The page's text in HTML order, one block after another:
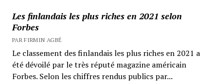
Les finlandais les plus riches en 2021 selon
Forbes
PAR FIRMIN AGBÉ
Le classement des finlandais les plus riches en 2021 a
été dévoilé par le très réputé magazine américain
Forbes. Selon les chiffres rendus publics par...